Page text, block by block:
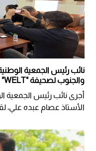
نائب رئيس الجمعية
والجنوب لصحيفة "WELT" الألمانية
أجرى نائب رئيس الجمعية
الأستاذ عصام عبده علي،